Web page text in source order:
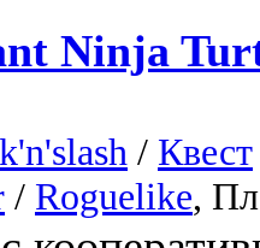
Ninja
/ Квест
/ Roguelike,